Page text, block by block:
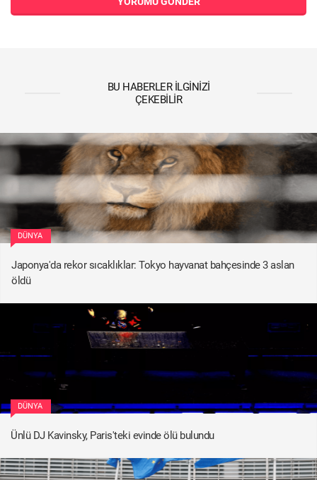
BU HABERLER İLGINIZI
ÇEKEBILIR
DÜNYA
Japonya'da rekor sıcaklıklar: Tokyo hayvanat bahçesinde 3 aslan
öldü
DÜNYA
Ünlü DJ Kavinsky, Paris'teki evinde ölü bulundu